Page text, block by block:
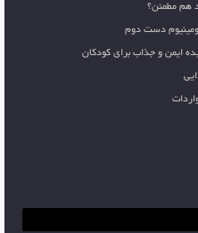
هم مطمئن؟
دست دوم
ایمن و جذاب برای کودکان